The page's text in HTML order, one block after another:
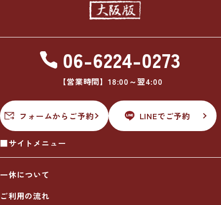
06-6224-0273
【営業時間】18:00～翌4:00
フォームからご予約 LINEでご予約
■サイトメニュー
一休について
ご利用の流れ